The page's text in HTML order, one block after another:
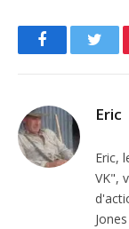
Facebook
Eric
Eric,
VK",